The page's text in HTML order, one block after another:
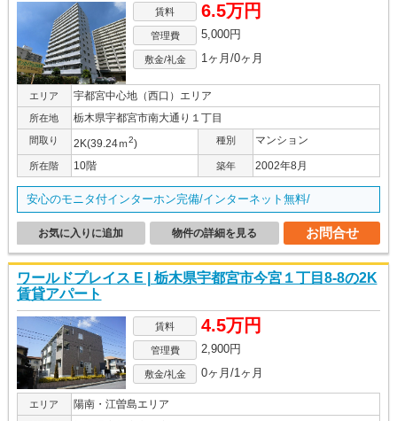
賃料 6.5万円
管理費 5,000円
敷金/礼金 1ヶ月/0ヶ月
エリア 宇都宮中心地（西口）エリア
所在地 栃木県宇都宮市南大通り１丁目
間取り 2K(39.24ｍ2) 種別 マンション
所在階 10階 築年 2002年8月
安心のモニタ付インターホン完備/インターネット無料/
お問合せ
物件の詳細を見る
お気に入りに追加
ワールドプレイス E | 栃木県宇都宮市今宮１丁目8-8の2K
賃貸アパート
賃料 4.5万円
管理費 2,900円
敷金/礼金 0ヶ月/1ヶ月
エリア 陽南・江曽島エリア